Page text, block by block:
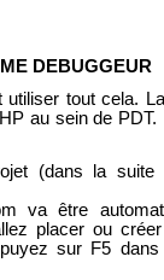
DEBUGGEUR
utiliser tout cela.
au sein de
(dans la suite
va être
placer ou
sur F5